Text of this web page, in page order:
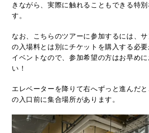
きながら、実際に触れることもできる特
す。
なお、こちらのツアーに参加するには、
の入場料とは別にチケットを購入する必
イベントなので、参加希望の方はお早め
い！
エレベーターを降りて右へずっと進んだ
の入口前に集合場所があります。